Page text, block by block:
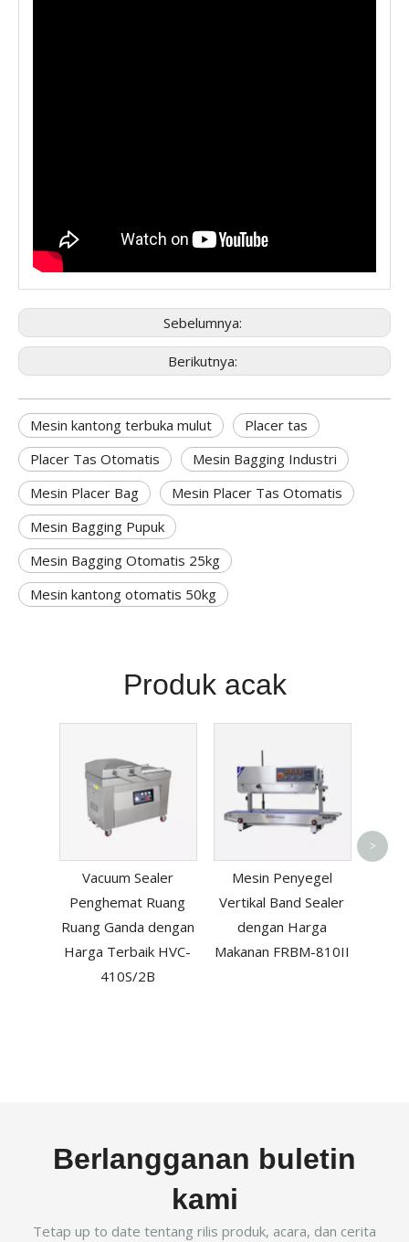
Sebelumnya:
Berikutnya:
Mesin kantong terbuka mulut
Placer tas
Placer Tas Otomatis
Mesin Bagging Industri
Mesin Placer Bag
Mesin Placer Tas Otomatis
Mesin Bagging Pupuk
Mesin Bagging Otomatis 25kg
Mesin kantong otomatis 50kg
Produk acak
Vacuum Sealer
Penghemat Ruang
Ruang Ganda dengan
Harga Terbaik HVC-
410S/2B
Mesin Penyegel
Vertikal Band Sealer
dengan Harga
Makanan FRBM-810II
>
Berlangganan buletin
kami
Tetap up to date tentang rilis produk, acara, dan cerita